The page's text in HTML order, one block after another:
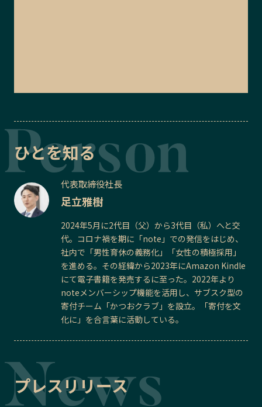
ひとを知る
代表取締役社長
足立雅樹
2024年5月に2代目（父）から3代目（私）へと交
代。コロナ禍を期に「note」での発信をはじめ、
社内で「男性育休の義務化」「女性の積極採用」
を進める。その経緯から2023年にAmazon Kindle
にて電子書籍を発売するに至った。2022年より
noteメンバーシップ機能を活用し、サブスク型の
寄付チーム「かつおクラブ」を設立。「寄付を文
化に」を合言葉に活動している。
プレスリリース